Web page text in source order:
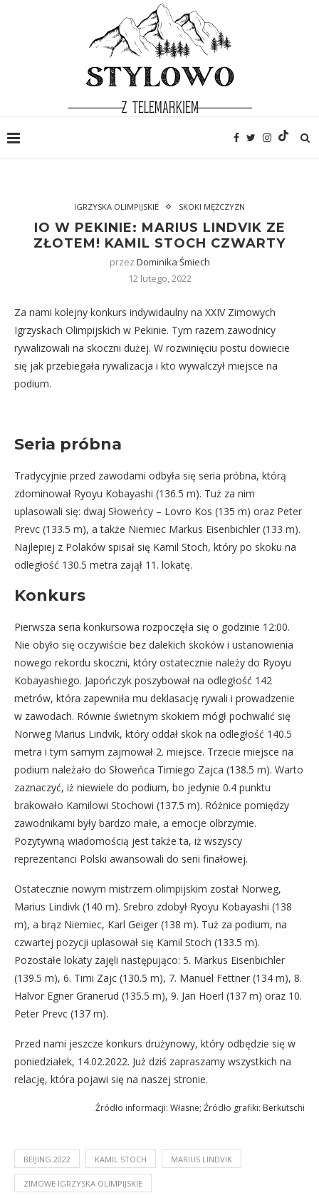
IGRZYSKA OLIMPIJSKIE SKOKI MĘŻCZYZN
IO W PEKINIE: MARIUS LINDVIK ZE
ZŁOTEM! KAMIL STOCH CZWARTY
przez Dominika Śmiech
12 lutego, 2022
Za nami kolejny konkurs indywidaulny na XXIV Zimowych
Igrzyskach Olimpijskich w Pekinie. Tym razem zawodnicy
rywalizowali na skoczni dużej. W rozwinięciu postu dowiecie
się jak przebiegała rywalizacja i kto wywalczył miejsce na
podium.
Seria próbna
Tradycyjnie przed zawodami odbyła się seria próbna, którą
zdominował Ryoyu Kobayashi (136.5 m). Tuż za nim
uplasowali się: dwaj Słoweńcy – Lovro Kos (135 m) oraz Peter
Prevc (133.5 m), a także Niemiec Markus Eisenbichler (133 m).
Najlepiej z Polaków spisał się Kamil Stoch, który po skoku na
odległość 130.5 metra zajął 11. lokatę.
Konkurs
Pierwsza seria konkursowa rozpoczęła się o godzinie 12:00.
Nie obyło się oczywiście bez dalekich skoków i ustanowienia
nowego rekordu skoczni, który ostatecznie należy do Ryoyu
Kobayashiego. Japończyk poszybował na odległość 142
metrów, która zapewniła mu deklasację rywali i prowadzenie
w zawodach. Równie świetnym skokiem mógł pochwalić się
Norweg Marius Lindvik, który oddał skok na odległość 140.5
metra i tym samym zajmował 2. miejsce. Trzecie miejsce na
podium należało do Słoweńca Timiego Zajca (138.5 m). Warto
zaznaczyć, iż niewiele do podium, bo jedynie 0.4 punktu
brakowało Kamilowi Stochowi (137.5 m). Różnice pomiędzy
zawodnikami były bardzo małe, a emocje olbrzymie.
Pozytywną wiadomością jest także ta, iż wszyscy
reprezentanci Polski awansowali do serii finałowej.
Ostatecznie nowym mistrzem olimpijskim został Norweg,
Marius Lindivk (140 m). Srebro zdobył Ryoyu Kobayashi (138
m), a brąz Niemiec, Karl Geiger (138 m). Tuż za podium, na
czwartej pozycji uplasował się Kamil Stoch (133.5 m).
Pozostałe lokaty zajęli następująco: 5. Markus Eisenbichler
(139.5 m), 6. Timi Zajc (130.5 m), 7. Manuel Fettner (134 m), 8.
Halvor Egner Granerud (135.5 m), 9. Jan Hoerl (137 m) oraz 10.
Peter Prevc (137 m).
Przed nami jeszcze konkurs drużynowy, który odbędzie się w
poniedziałek, 14.02.2022. Już dziś zapraszamy wszystkich na
relację, która pojawi się na naszej stronie.
Źródło informacji: Własne; Źródło grafiki: Berkutschi
BEIJING 2022 KAMIL STOCH MARIUS LINDVIK
ZIMOWE IGRZYSKA OLIMPIJSKIE